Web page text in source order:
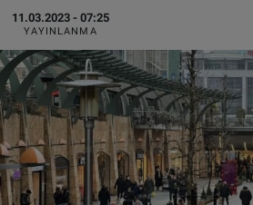
11.03.2023 - 07:25
YAYINLANMA
BİLİM-TEKNOLOJİ
SAĞLIK
FOTO GALERİ
VIDEO GALERİ
ALGEMENE VOORWAARDEN
CONTACT
Haber Arşivi